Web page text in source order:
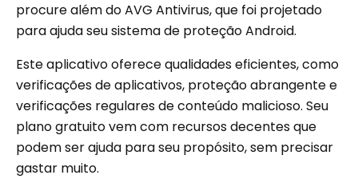
procure além do AVG Antivirus, que foi projetado
para ajuda seu sistema de proteção Android.
Este aplicativo oferece qualidades eficientes, como
verificações de aplicativos, proteção abrangente e
verificações regulares de conteúdo malicioso. Seu
plano gratuito vem com recursos decentes que
podem ser ajuda para seu propósito, sem precisar
gastar muito.